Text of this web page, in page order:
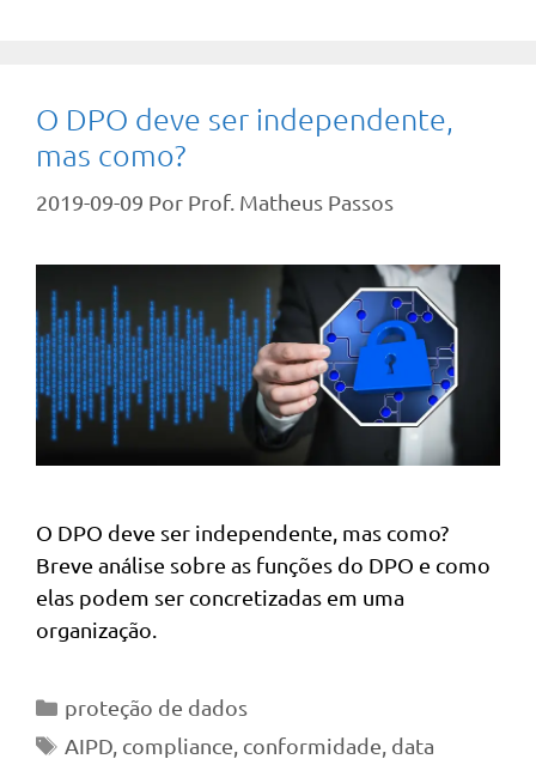
O DPO deve ser independente,
mas como?
2019-09-09 Por Prof. Matheus Passos
O DPO deve ser independente, mas como?
Breve análise sobre as funções do DPO e como
elas podem ser concretizadas em uma
organização.
Categorias
proteção de dados
Tags
AIPD, compliance conformidade data